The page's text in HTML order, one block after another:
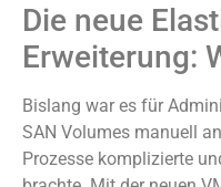
Die neue
Erweiterung:
Bislang war es für
SAN Volumes manuell
Prozesse komplizierte